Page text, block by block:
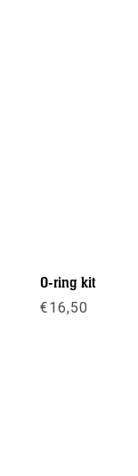
O-ring kit
€16,50